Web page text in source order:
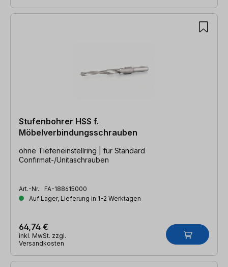
Stufenbohrer HSS f.
Möbelverbindungsschrauben
ohne Tiefeneinstellring | für Standard
Confirmat-/Unitaschrauben
Art.-Nr.: FA-188615000
Auf Lager, Lieferung in 1-2 Werktagen
64,74 €
inkl. MwSt. zzgl.
Versandkosten